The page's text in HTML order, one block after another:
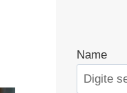
Name